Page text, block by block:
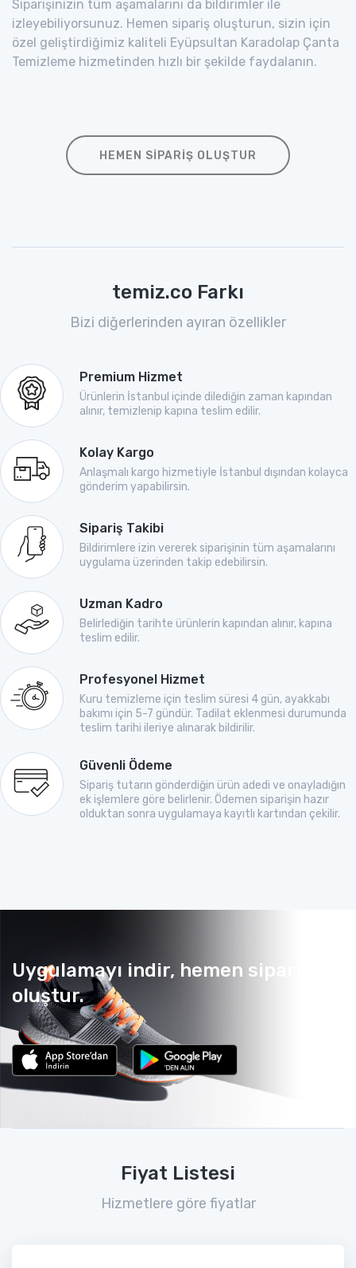
Siparişinizin tüm aşamalarını da bildirimler ile
izleyebiliyorsunuz. Hemen sipariş oluşturun, sizin için
özel geliştirdiğimiz kaliteli Eyüpsultan Karadolap Çanta
Temizleme hizmetinden hızlı bir şekilde faydalanın.
HEMEN SIPARIŞ OLUŞTUR
temiz.co Farkı
Bizi diğerlerinden ayıran özellikler
Premium Hizmet
Ürünlerin İstanbul içinde dilediğin zaman kapından
alınır, temizlenip kapına teslim edilir.
Kolay Kargo
Anlaşmalı kargo hizmetiyle İstanbul dışından kolayca
gönderim yapabilirsin.
Sipariş Takibi
Bildirimlere izin vererek siparişinin tüm aşamalarını
uygulama üzerinden takip edebilirsin.
Uzman Kadro
Belirlediğin tarihte ürünlerin kapından alınır, kapına
teslim edilir.
Profesyonel Hizmet
Kuru temizleme için teslim süresi 4 gün, ayakkabı
bakımı için 5-7 gündür. Tadilat eklenmesi durumunda
teslim tarihi ileriye alınarak bildirilir.
Güvenli Ödeme
Sipariş tutarın gönderdiğin ürün adedi ve onayladığın
ek işlemlere göre belirlenir. Ödemen siparişin hazır
olduktan sonra uygulamaya kayıtlı kartından çekilir.
Uygulamayı indir, hemen sipariş
oluştur.
Fiyat Listesi
Hizmetlere göre fiyatlar